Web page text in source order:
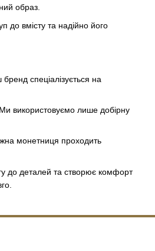
образ.
до вмісту та надійно його
спеціалізується на
використовуємо лише добірну
монетниця проходить
до деталей та створює комфорт